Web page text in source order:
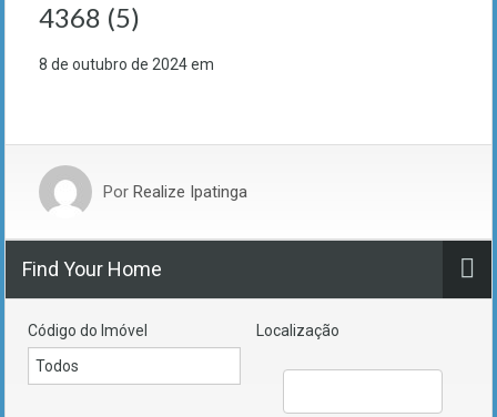
4368 (5)
8 de outubro de 2024em
Por Realize Ipatinga
Find Your Home
Código do Imóvel Localização